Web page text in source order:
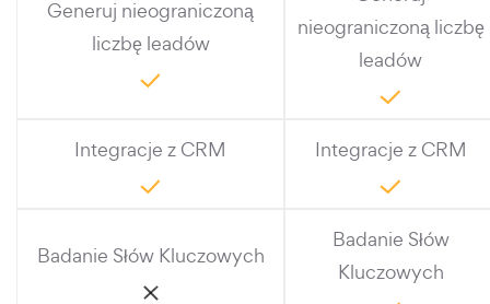
Generuj nieograniczoną
liczbę leadów
nieograniczoną liczbę
leadów
Integracje z CRM Integracje z CRM
Badanie Słów Kluczowych
Badanie Słów
Kluczowych